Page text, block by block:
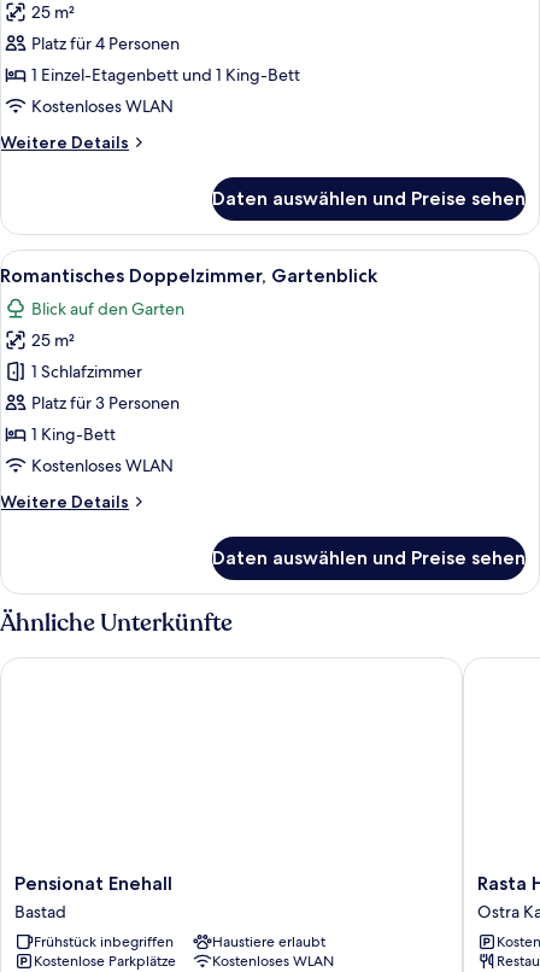
Vierbettzimmer,
Gartenblick
anzeigen
25 m²
Platz für 4 Personen
1 Einzel-Etagenbett und 1 King-Bett
Kostenloses WLAN
Weitere Details
Weitere
Gartenblick
Daten auswählen und Preise sehen
Alle
Fotos
für
Romantisches
Doppelzimmer,
Gartenblick
anzeigen
Ein Schlafzimmer mit einem
5
Romantisches Doppelzimmer, Gartenblick
Blick auf den Garten
25 m²
1 Schlafzimmer
Platz für 3 Personen
1 King-Bett
Kostenloses WLAN
Weitere Details
Weitere
Doppelzimmer,
Gartenblick
Daten auswählen und Preise sehen
Ähnliche Unterkünfte
Pensionat
Enehall
Bastad
Pensionat Enehall
Bastad
Frühstück inbegriffen
Haustiere erlaubt
Kostenlose Parkplätze
Kostenloses WLAN
Pensionat Enehall
Rasta
Ostra
Karup
Rasta
Ostra
Rasta